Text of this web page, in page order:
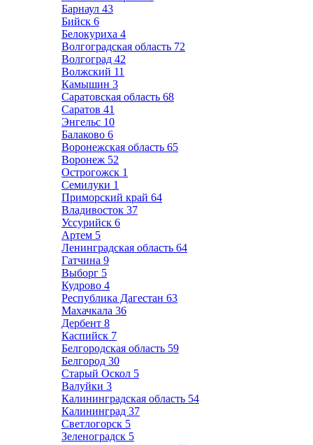
Барнаул 43
Бийск 6
Белокуриха 4
Волгоградская область 72
Волгоград 42
Волжский 11
Камышин 3
Саратовская область 68
Саратов 41
Энгельс 10
Балаково 6
Воронежская область 65
Воронеж 52
Острогожск 1
Семилуки 1
Приморский край 64
Владивосток 37
Уссурийск 6
Артем 5
Ленинградская область 64
Гатчина 9
Выборг 5
Кудрово 4
Республика Дагестан 63
Махачкала 36
Дербент 8
Каспийск 7
Белгородская область 59
Белгород 30
Старый Оскол 5
Валуйки 3
Калининградская область 54
Калининград 37
Светлогорск 5
Зеленоградск 5